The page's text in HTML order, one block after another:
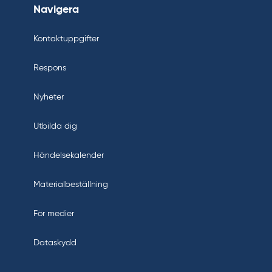
Navigera
Kontaktuppgifter
Respons
Nyheter
Utbilda dig
Händelsekalender
Materialbeställning
För medier
Dataskydd